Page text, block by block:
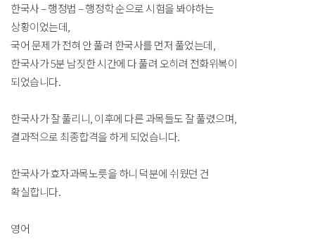
한국사 – 행정법 – 행정학 순으로 시험을 봐야하는
상황이었는데,
국어 문제가 전혀 안 풀려 한국사를 먼저 풀었는데,
한국사가 5분 남짓한 시간에 다 풀려 오히려 전화위복이
되었습니다.
한국사가 잘 풀리니, 이후에 다른 과목들도 잘 풀렸으며,
결과적으로 최종합격을 하게 되었습니다.
한국사가 효자과목노릇을 하니 덕분에 쉬웠던 건
확실합니다.
영어